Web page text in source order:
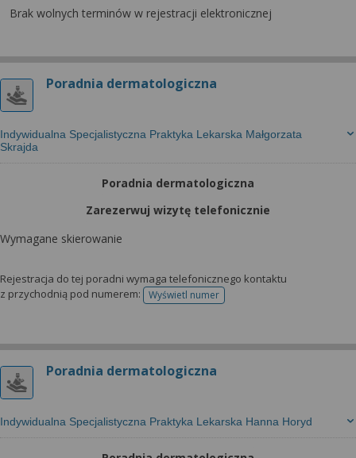
Brak wolnych terminów w rejestracji elektronicznej
Poradnia dermatologiczna
Indywidualna Specjalistyczna Praktyka Lekarska Małgorzata
Skrajda
Poradnia dermatologiczna
Zarezerwuj wizytę telefonicznie
Wymagane skierowanie
Rejestracja do tej poradni wymaga telefonicznego kontaktu
z przychodnią pod numerem:
Wyświetl numertelefonu do rejestracji
Poradnia dermatologiczna
Indywidualna Specjalistyczna Praktyka Lekarska Hanna Horyd